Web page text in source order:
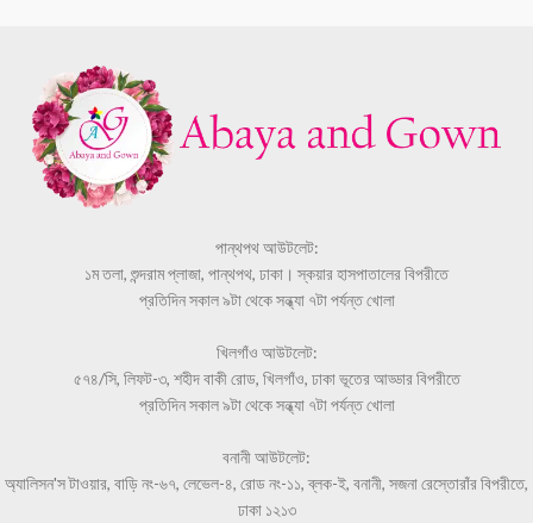
পান্থপথ আউটলেট:
১ম তলা, শুন্দরাম প্লাজা, পান্থপথ, ঢাকা। স্কয়ার হাসপাতালের বিপরীতে
প্রতিদিন সকাল ৯টা থেকে সন্ধ্যা ৭টা পর্যন্ত খোলা
খিলগাঁও আউটলেট:
৫৭৪/সি, লিফট-৩, শহীদ বাকী রোড, খিলগাঁও, ঢাকা ভূতের আড্ডার বিপরীতে
প্রতিদিন সকাল ৯টা থেকে সন্ধ্যা ৭টা পর্যন্ত খোলা
বনানী আউটলেট:
অ্যালিসন'স টাওয়ার, বাড়ি নং-৬৭, লেভেল-৪, রোড নং-১১, ব্লক-ই, বনানী, সজনা রেস্তোরাঁর বিপরীতে,
ঢাকা ১২১৩